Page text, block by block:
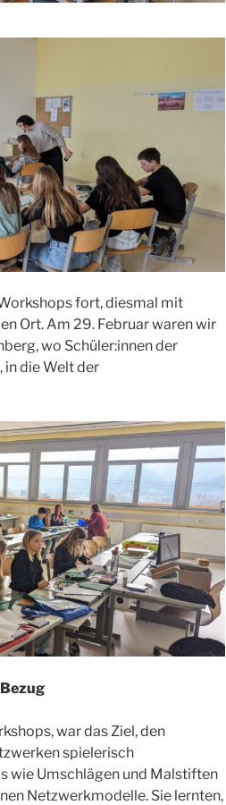
fort, diesmal mit
Ort. Am 29. Februar waren wir
wo Schüler:innen der
in die Welt der
war das Ziel, den
spielerisch
wie Umschlägen und Malstiften
Netzwerkmodelle. Sie lernten,